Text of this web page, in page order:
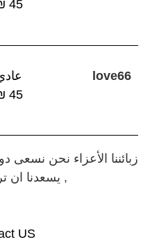
US
زبائننا الأعزاء نحن نسعى
, يسعدنا ان
love66
45 ₪
45 ₪